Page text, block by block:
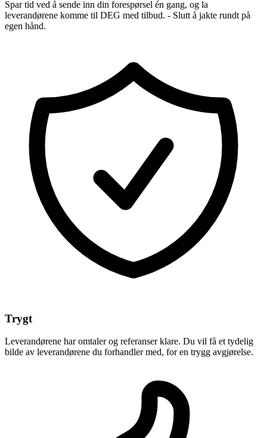
Spar tid ved å sende inn din forespørsel én gang, og la
leverandørene komme til DEG med tilbud. - Slutt å jakte rundt på
egen hånd.
Trygt
Leverandørene har omtaler og referanser klare. Du vil få et tydelig
bilde av leverandørene du forhandler med, for en trygg avgjørelse.